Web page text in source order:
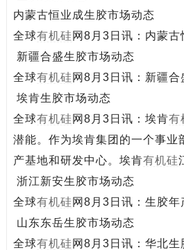
内蒙古恒业成生胶市场动态
全球有机硅网8月3日讯：内蒙
新疆合盛生胶市场动态
全球有机硅网8月3日讯：新疆
埃肯生胶市场动态
全球有机硅网8月3日讯：埃肯有
潜能。作为埃肯集团的一个事业
产基地和研发中心。埃肯有机硅
浙江新安生胶市场动态
全球有机硅网8月3日讯：生胶
山东东岳生胶市场动态
全球有机硅网8月3日讯：华北